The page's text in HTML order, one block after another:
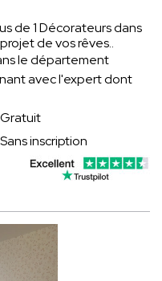
de 1 Décorateurs dans
de vos rêves..
le département
avec l'expert dont
Gratuit
Sans inscription